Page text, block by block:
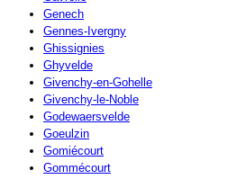
Genech
Gennes-Ivergny
Ghissignies
Ghyvelde
Givenchy-en-Gohelle
Givenchy-le-Noble
Godewaersvelde
Goeulzin
Gomiécourt
Gommécourt